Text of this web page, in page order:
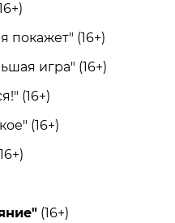
покажет" (16+)
игра" (16+)
(16+)
(16+)
(16+)